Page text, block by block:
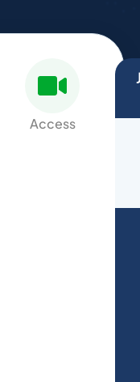
Access